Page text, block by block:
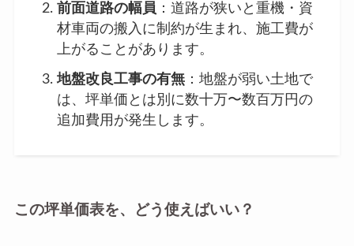
前面道路の幅員 ：道路が狭いと重機・資
材車両の搬入に制約が生まれ、施工費が
上がることがあります。
地盤改良工事の有無：地盤が弱い土地で
は、坪単価とは別に数十万〜数百万円の
追加費用が発生します。
この坪単価表を、どう使えばいい？